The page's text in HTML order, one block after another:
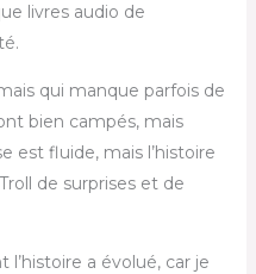
livres audio de
qui manque parfois de
bien campés, mais
est fluide, mais l’histoire
de surprises et de
l’histoire a évolué, car je